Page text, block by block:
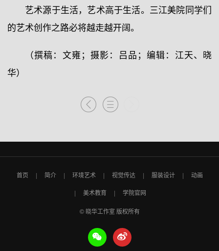
艺术源于生活，艺术高于生活。三江美院同学们
的艺术创作之路必将越走越开阔。
（撰稿：文雍；摄影：吕品；编辑：江天、晓
华）
首页 简介 环境艺术 视觉传达 服装设计 动画
美术教育 学院官网
© 晓华工作室 版权所有